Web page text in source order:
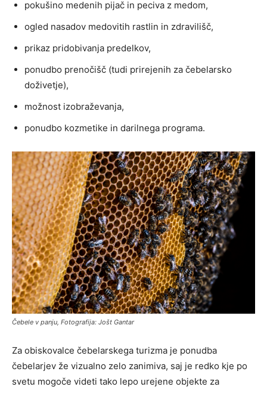
pokušino medenih pijač in peciva z medom,
ogled nasadov medovitih rastlin in zdravilišč,
prikaz pridobivanja predelkov,
ponudbo prenočišč (tudi prirejenih za čebelarsko
doživetje),
možnost izobraževanja,
ponudbo kozmetike in darilnega programa.
Čebele v panju, Fotografija: Jošt Gantar
Za obiskovalce čebelarskega turizma je ponudba
čebelarjev že vizualno zelo zanimiva, saj je redko kje po
svetu mogoče videti tako lepo urejene objekte za